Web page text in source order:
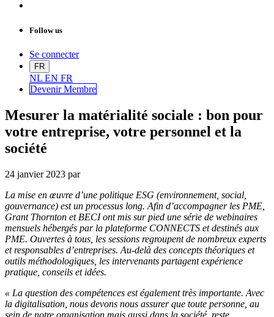
Follow us
Se connecter
FR
NL EN FR
Devenir Membre
Mesurer la matérialité sociale : bon pour
votre entreprise, votre personnel et la
société
24 janvier 2023 par
La mise en œuvre d’une politique ESG (environnement, social,
gouvernance) est un processus long. Afin d’accompagner les PME,
Grant Thornton et BECI ont mis sur pied une série de webinaires
mensuels hébergés par la plateforme CONNECTS et destinés aux
PME. Ouvertes à tous, les sessions regroupent de nombreux experts
et responsables d’entreprises. Au-delà des concepts théoriques et
outils méthodologiques , les intervenants partagent expérience
pratique conseils et idées.
« La question des compétences est également très importante. Avec
la digitalisation, nous devons nous assurer que toute personne, au